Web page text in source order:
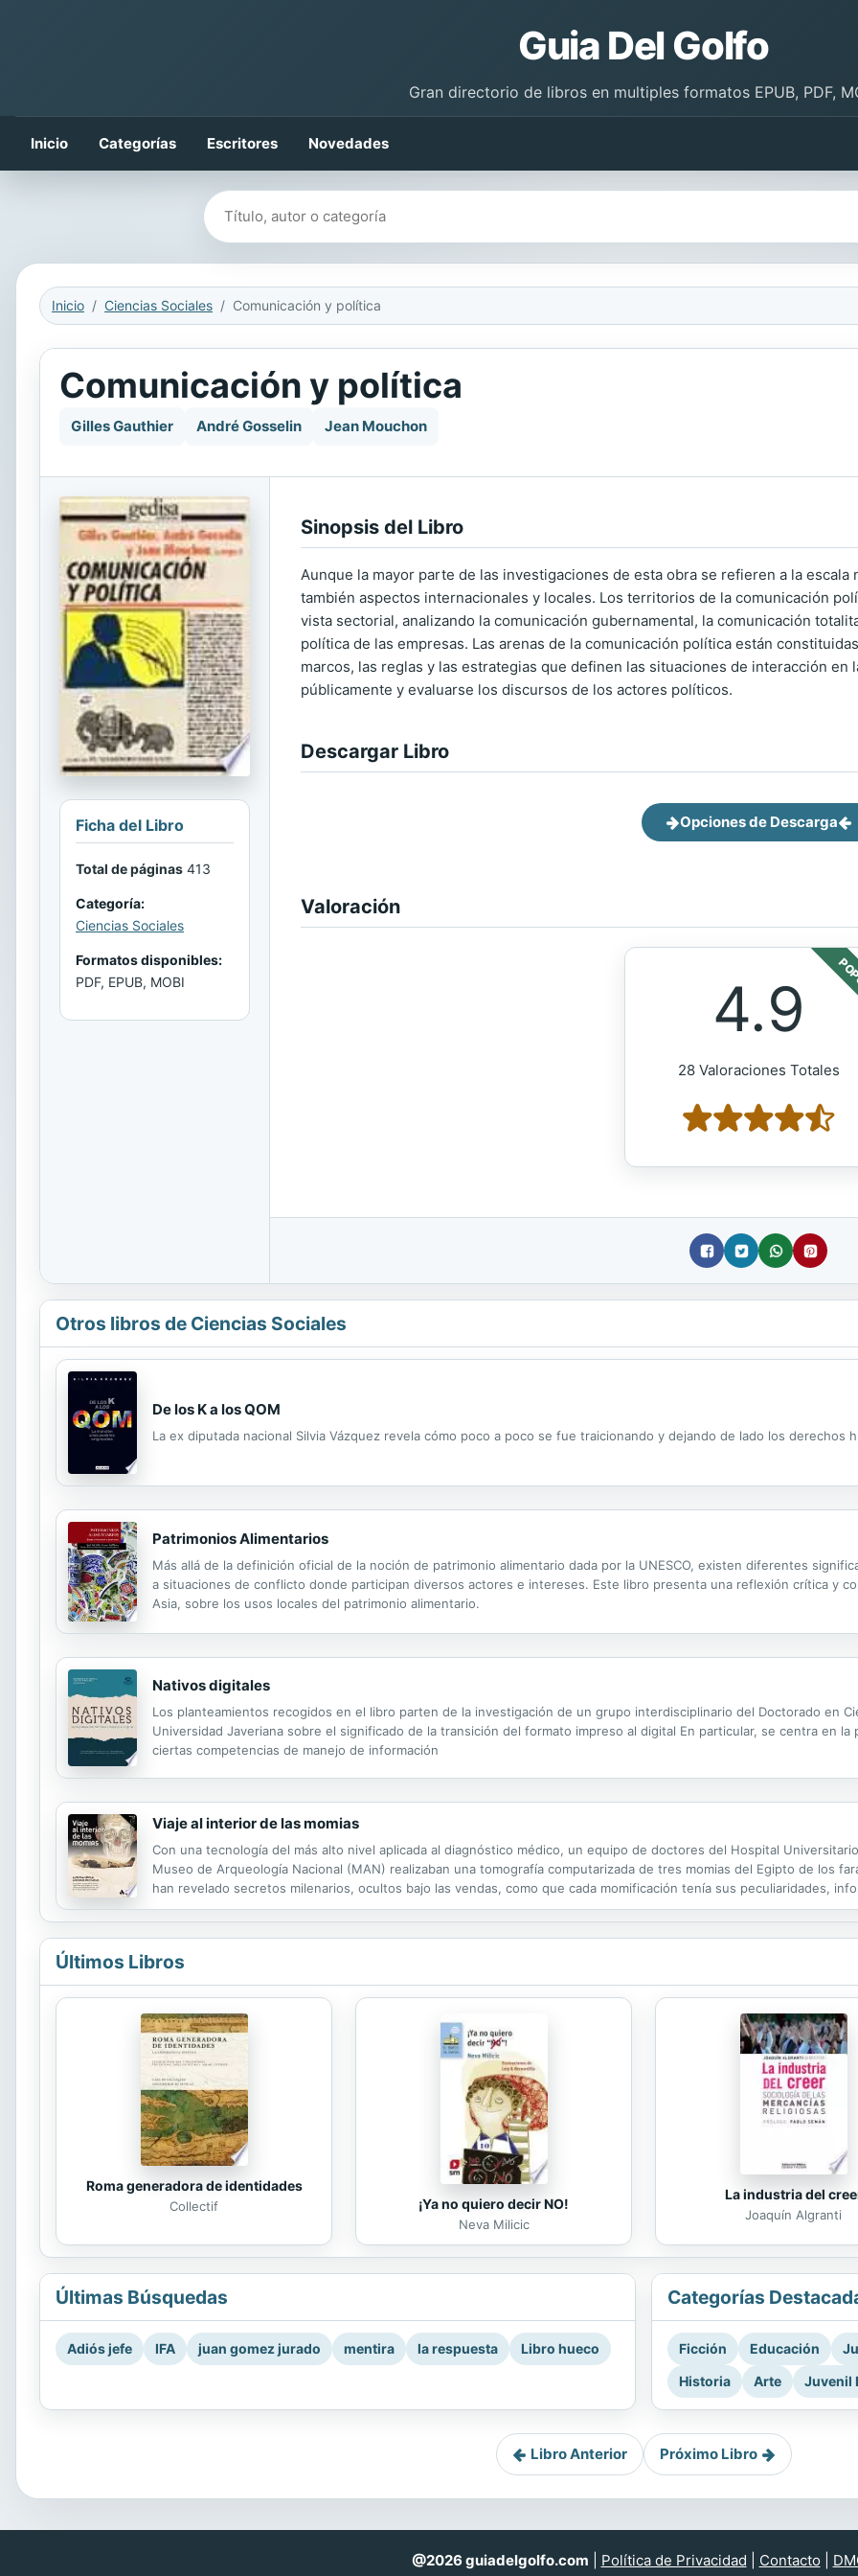
Guia Del Golfo
Gran directorio de libros en multiples formatos EPUB, PDF,
Inicio Categorías Escritores Novedades
Buscar libros
Inicio Ciencias Sociales Comunicación y política
Comunicación y política
Gilles Gauthier André Gosselin Jean Mouchon
Ficha del Libro
Total de páginas 413
Categoría:
Ciencias Sociales
Formatos disponibles:
PDF, EPUB, MOBI
Sinopsis del Libro
Aunque la mayor parte de las investigaciones de esta obra se refieren a la
también aspectos internacionales y locales. Los territorios de la comunicación
vista sectorial, analizando la comunicación gubernamental, la comunicación
política de las empresas. Las arenas de la comunicación política están
marcos, las reglas y las estrategias que definen las situaciones de interacción
públicamente y evaluarse los discursos de los actores políticos.
Descargar Libro
Opciones de Descarga
Valoración
4.9
28 Valoraciones Totales
Otros libros de Ciencias Sociales
De los K a los QOM
La ex diputada nacional Silvia Vázquez revela cómo poco a poco se fue traicionando y dejando de lado los derechos
Patrimonios Alimentarios
Más allá de la definición oficial de la noción de patrimonio alimentario dada por la UNESCO, existen diferentes
a situaciones de conflicto donde participan diversos actores e intereses. Este libro presenta una reflexión crítica y
Asia, sobre los usos locales del patrimonio alimentario.
Nativos digitales
Los planteamientos recogidos en el libro parten de la investigación de un grupo interdisciplinario del Doctorado en
Universidad Javeriana sobre el significado de la transición del formato impreso al digital En particular, se centra en
ciertas competencias de manejo de información
Viaje al interior de las momias
Con una tecnología del más alto nivel aplicada al diagnóstico médico, un equipo de doctores del Hospital
Museo de Arqueología Nacional (MAN) realizaban una tomografía computarizada de tres momias del Egipto de los
han revelado secretos milenarios, ocultos bajo las vendas, como que cada momificación tenía sus peculiaridades,
sociales, qué alimentos ingerían o qué enfermedades sufrieron.
Últimos Libros
Roma generadora de identidades
Collectif ¡Ya no quiero decir NO!
Neva Milicic
La industria del
Joaquín Algranti
Últimas Búsquedas
Adiós jefe IFA juan gomez jurado mentira la respuesta Libro hueco
Categorías
Ficción Educación
Historia
Arte Juvenil
Libro Anterior Próximo Libro
@2026 guiadelgolfo.com Política de Privacidad Contacto